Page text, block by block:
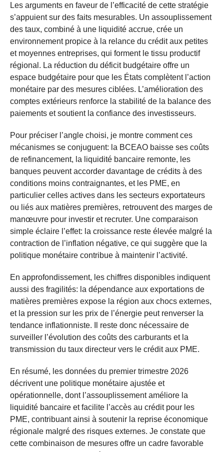
Les arguments en faveur de l’efficacité de cette stratégie
s’appuient sur des faits mesurables. Un assouplissement
des taux, combiné à une liquidité accrue, crée un
environnement propice à la relance du crédit aux petites
et moyennes entreprises, qui forment le tissu productif
régional. La réduction du déficit budgétaire offre un
espace budgétaire pour que les États complètent l’action
monétaire par des mesures ciblées. L’amélioration des
comptes extérieurs renforce la stabilité de la balance des
paiements et soutient la confiance des investisseurs.
Pour préciser l’angle choisi, je montre comment ces
mécanismes se conjuguent: la BCEAO baisse ses coûts
de refinancement, la liquidité bancaire remonte, les
banques peuvent accorder davantage de crédits à des
conditions moins contraignantes, et les PME, en
particulier celles actives dans les secteurs exportateurs
ou liés aux matières premières, retrouvent des marges de
manœuvre pour investir et recruter. Une comparaison
simple éclaire l’effet: la croissance reste élevée malgré la
contraction de l’inflation négative, ce qui suggère que la
politique monétaire contribue à maintenir l’activité.
En approfondissement, les chiffres disponibles indiquent
aussi des fragilités: la dépendance aux exportations de
matières premières expose la région aux chocs externes,
et la pression sur les prix de l’énergie peut renverser la
tendance inflationniste. Il reste donc nécessaire de
surveiller l’évolution des coûts des carburants et la
transmission du taux directeur vers le crédit aux PME.
En résumé, les données du premier trimestre 2026
décrivent une politique monétaire ajustée et
opérationnelle, dont l’assouplissement améliore la
liquidité bancaire et facilite l’accès au crédit pour les
PME, contribuant ainsi à soutenir la reprise économique
régionale malgré des risques externes. Je constate que
cette combinaison de mesures offre un cadre favorable